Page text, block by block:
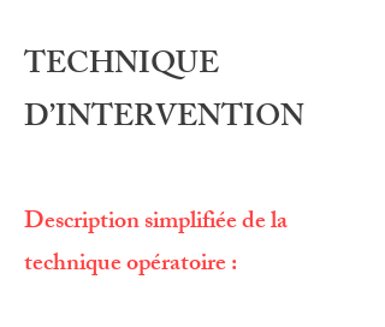
TECHNIQUE
D’INTERVENTION
Description simplifiée de la
technique opératoire :